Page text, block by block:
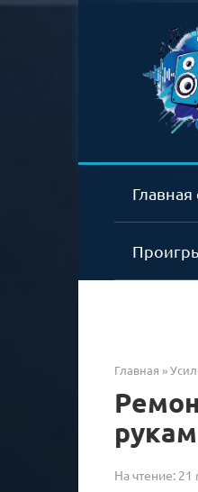
Главная
Главная »
На чтение: 21